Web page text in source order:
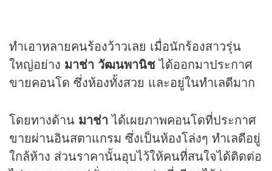
ทำเอาหลายคนร้องว้าวเลย เมื่อนักร้องสาวรุ่น
ใหญ่อย่าง มาช่า วัฒนพานิชได้ออกมาประกาศ
ขายคอนโด ซึ่งห้องทั้งสวย และอยู่ในทำเลดีมาก
โดยทางด้าน มาช่าได้เผยภาพคอนโดที่ประกาศ
ขายผ่านอินสตาแกรม ซึ่งเป็นห้องโล่งๆ ทำเลดีอยู่
ใกล้ห้าง ส่วนราคานั้นอุบไว้ให้คนที่สนใจได้ติดต่อ